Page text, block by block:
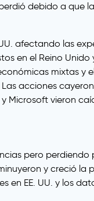
debido a que
afectando las
en el Reino
mixtas y
acciones
Microsoft vieron
pero
y creció la
EE. UU. y los